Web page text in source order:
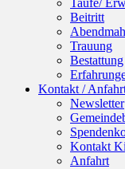
Taufe/
Beitritt
Trauung
Bestattung
Kontakt /
Newsletter
Kontakt
Anfahrt